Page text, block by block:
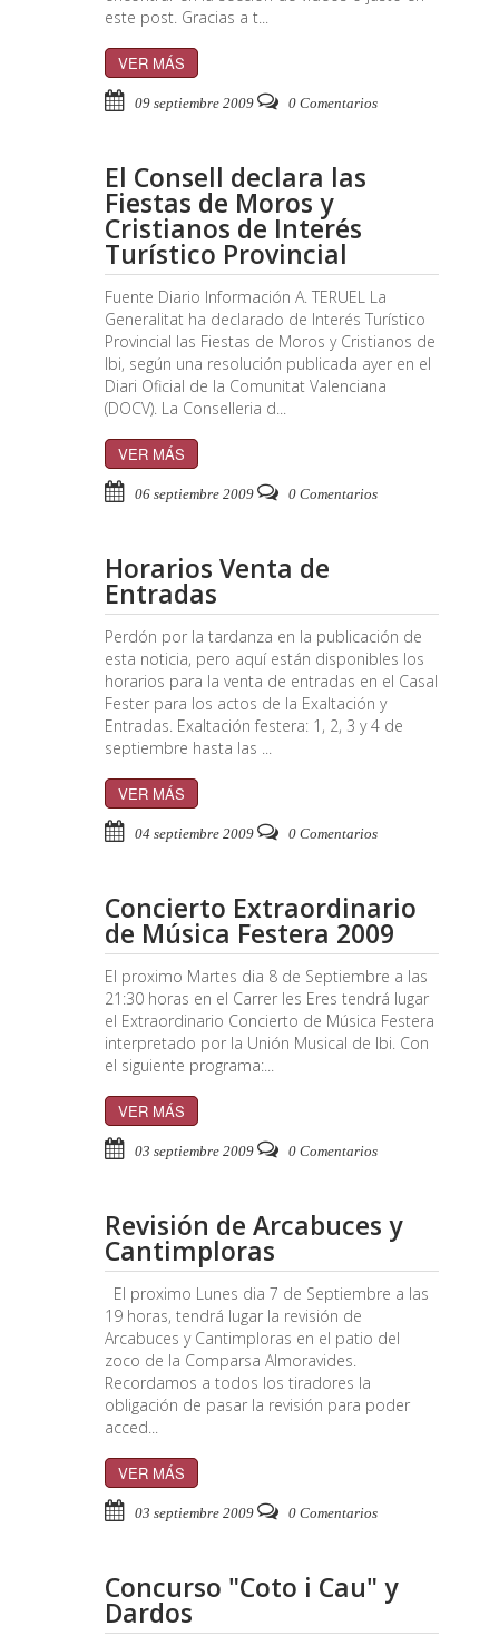
este post. Gracias a t...
VER MÁS
09 septiembre 2009 0 Comentarios
El Consell declara las
Fiestas de Moros y
Cristianos de Interés
Turístico Provincial
Fuente Diario Información A. TERUEL La
Generalitat ha declarado de Interés Turístico
Provincial las Fiestas de Moros y Cristianos de
Ibi, según una resolución publicada ayer en el
Diari Oficial de la Comunitat Valenciana
(DOCV). La Conselleria d...
VER MÁS
06 septiembre 2009 0 Comentarios
Horarios Venta de
Entradas
Perdón por la tardanza en la publicación de
esta noticia, pero aquí están disponibles los
horarios para la venta de entradas en el Casal
Fester para los actos de la Exaltación y
Entradas. Exaltación festera: 1, 2, 3 y 4 de
septiembre hasta las ...
VER MÁS
04 septiembre 2009 0 Comentarios
Concierto Extraordinario
de Música Festera 2009
El proximo Martes dia 8 de Septiembre a las
21:30 horas en el Carrer les Eres tendrá lugar
el Extraordinario Concierto de Música Festera
interpretado por la Unión Musical de Ibi. Con
el siguiente programa:...
VER MÁS
03 septiembre 2009 0 Comentarios
Revisión de Arcabuces y
Cantimploras
El proximo Lunes dia 7 de Septiembre a las
19 horas, tendrá lugar la revisión de
Arcabuces y Cantimploras en el patio del
zoco de la Comparsa Almoravides.
Recordamos a todos los tiradores la
obligación de pasar la revisión para poder
acced...
VER MÁS
03 septiembre 2009 0 Comentarios
Concurso "Coto i Cau" y
Dardos